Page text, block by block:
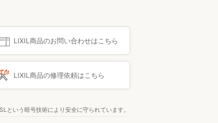
LIXIL商品のお問い合わせはこちら
LIXIL商品の修理依頼はこちら
という暗号技術により安全に守られています。